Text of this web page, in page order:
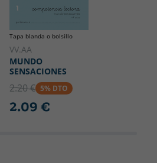
Tapa blanda o bolsillo
VV.AA
MUNDO
SENSACIONES
2.20 € 5% DTO
2.09 €